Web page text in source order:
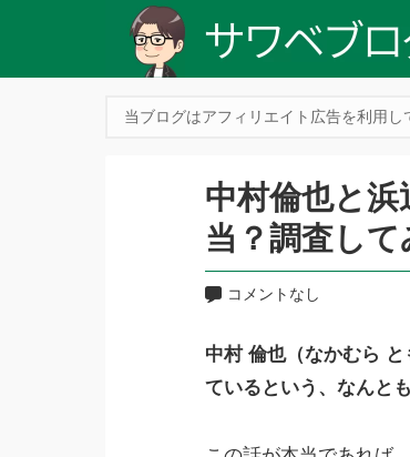
当ブログはアフィリエイト広告を利用し
中村倫也と
当？調査して
コメントなし
中村 倫也（なかむら
ているという、なんと